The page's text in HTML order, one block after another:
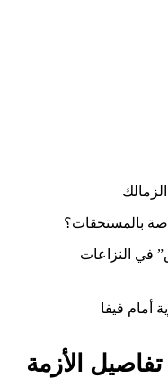
بالمستحقات؟
في النزاعات
أمام فيفا
الأزمة